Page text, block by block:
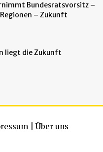
Bundesratsvorsitz –
– Zukunft
liegt die Zukunft
Über uns